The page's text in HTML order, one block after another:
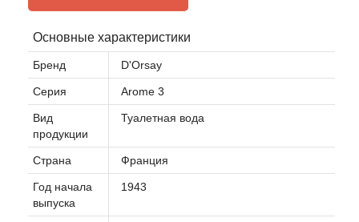
Основные характеристики
Бренд D'Orsay
Серия Arome 3
Вид
продукции
Туалетная вода
Страна Франция
Год начала
выпуска
1943